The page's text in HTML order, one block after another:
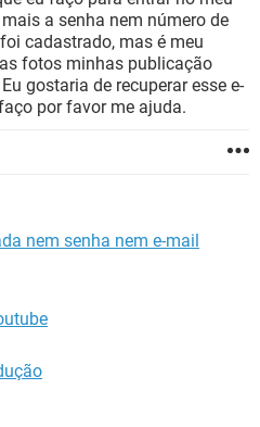
GMAIL
a senha nem número de
cadastrado, mas é meu
fotos minhas publicação
gostaria de recuperar esse e-
por favor me ajuda.
nem senha nem e-mail